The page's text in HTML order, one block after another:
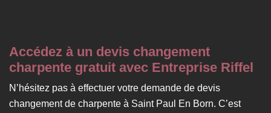
Accédez à un devis changement
charpente gratuit avec Entreprise Riffel
N’hésitez pas à effectuer votre demande de devis
changement de charpente à Saint Paul En Born. C’est